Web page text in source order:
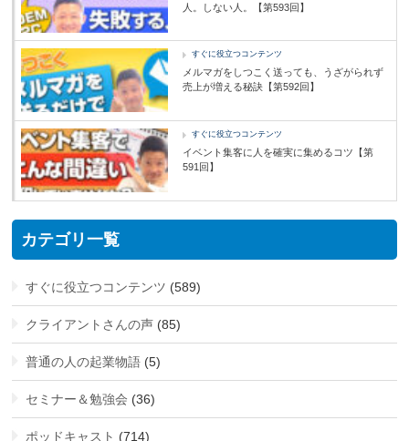
人。しない人。【第593回】
すぐに役立つコンテンツ
メルマガをしつこく送っても、うざがられず
売上が増える秘訣【第592回】
すぐに役立つコンテンツ
イベント集客に人を確実に集めるコツ【第
591回】
カテゴリ一覧
すぐに役立つコンテンツ (589)
クライアントさんの声 (85)
普通の人の起業物語 (5)
セミナー＆勉強会 (36)
ポッドキャスト (714)